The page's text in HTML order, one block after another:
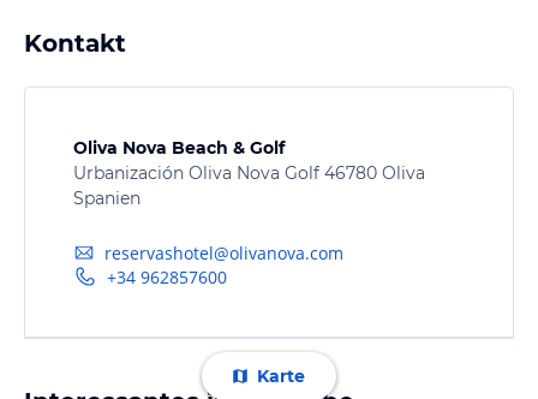
Kontakt
Oliva Nova Beach & Golf
Urbanización Oliva Nova Golf 46780 Oliva
Spanien
reservashotel@olivanova.com
+34 962857600
Karte